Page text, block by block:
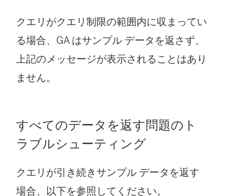
クエリがクエリ制限の範囲内に収まってい
る場合、GA はサンプル データを返さず、
上記のメッセージが表示されることはあり
ません。
すべてのデータを返す問題のト
ラブルシューティング
クエリが引き続きサンプル データを返す
場合、以下を参照してください。